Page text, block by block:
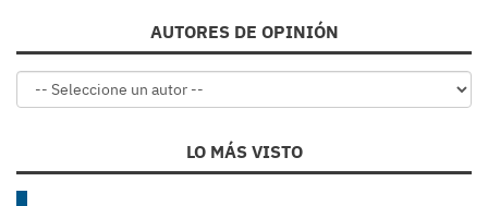
AUTORES DE OPINIÓN
LO MÁS VISTO